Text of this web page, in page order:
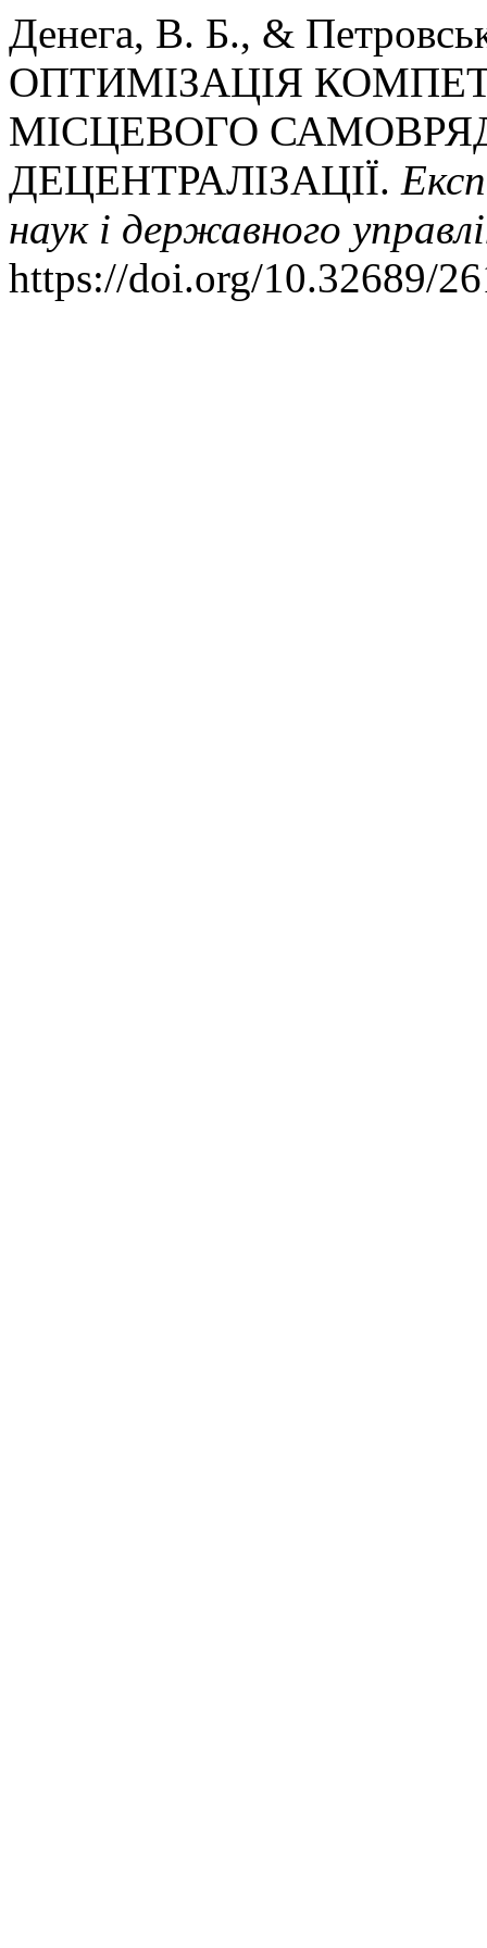
Денега, В. Б., &
ОПТИМІЗАЦІЯ
МІСЦЕВОГО
ДЕЦЕНТРАЛІЗАЦІЇ.
наук і державного
https://doi.org/10.32689/